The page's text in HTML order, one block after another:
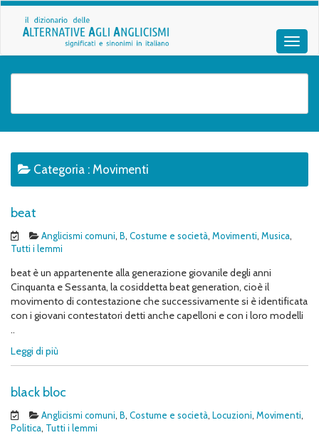
Categoria : Movimenti
beat
Anglicismi comuni, B, Costume e società, Movimenti, Musica,
Tutti i lemmi
beat è un appartenente alla generazione giovanile degli anni
Cinquanta e Sessanta, la cosiddetta beat generation, cioè il
movimento di contestazione che successivamente si è identificata
con i giovani contestatori detti anche capelloni e con i loro modelli
..
Leggi di più
black bloc
Anglicismi comuni, B, Costume e società, Locuzioni, Movimenti,
Politica, Tutti i lemmi